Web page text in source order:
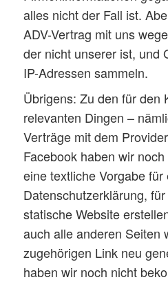
alles nicht der Fall ist.
ADV-Vertrag mit uns
der nicht unserer ist, und
IP-Adressen sammeln.
Übrigens: Zu den für den
relevanten Dingen –
Verträge mit dem
Facebook haben wir
eine textliche Vorgabe für
Datenschutzerklärung,
statische Website
auch alle anderen Seiten
zugehörigen Link neu
haben wir noch nicht